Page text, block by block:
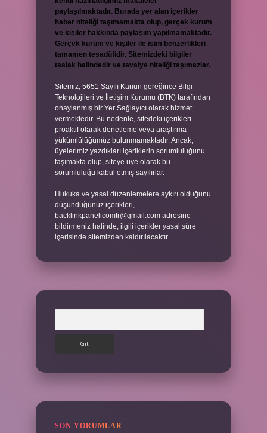
paylaşılmaktadır. Burada yer alan içerikler
haber niteliği taşımamakta olup, gerçek kurum
ve kişiler hakkında paylaşım yapılmamaktadır.
Gerçek kurum ve kişiler ile isim benzerlikleri
tamamen tesadüfidir. Sitemizdeki bilgiler
taslak halindedir ve tavsiye niteliği taşımazlar.
Sitemiz, 5651 Sayılı Kanun gereğince Bilgi
Teknolojileri ve İletişim Kurumu (BTK) tarafından
onaylanmış bir Yer Sağlayıcı olarak hizmet
vermektedir. Bu nedenle, sitedeki içerikleri
proaktif olarak denetleme veya araştırma
yükümlülüğümüz bulunmamaktadır. Ancak,
üyelerimiz yazdıkları içeriklerin sorumluluğunu
taşımakta olup, siteye üye olarak bu
sorumluluğu kabul etmiş sayılırlar.
Hukuka ve yasal düzenlemelere aykırı olduğunu
düşündüğünüz içerikleri,
backlinkpanelicomtr@gmail.com adresine
bildirmeniz halinde, ilgili içerikler yasal süre
içerisinde sitemizden kaldırılacaktır.
SON YORUMLAR